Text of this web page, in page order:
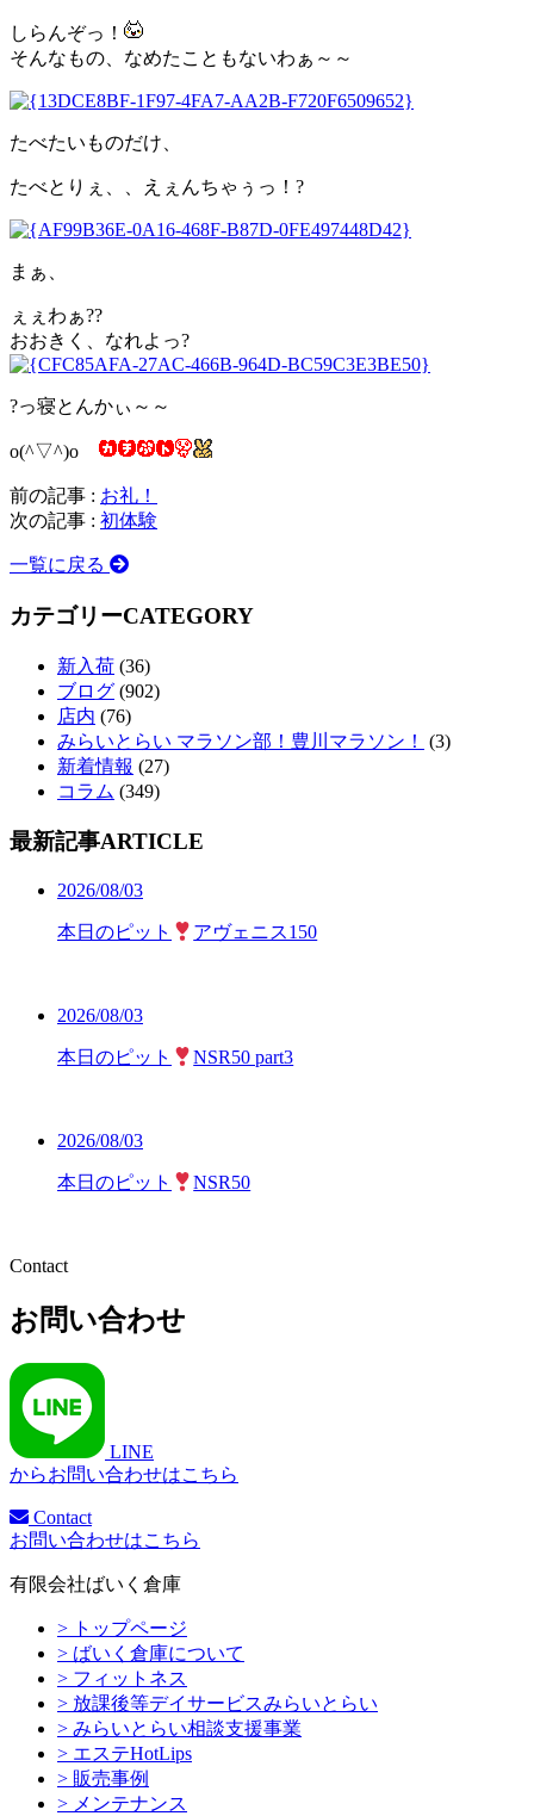
しらんぞっ！
そんなもの、なめたこともないわぁ～～
たべたいものだけ、
たべとりぇ、、えぇんちゃぅっ！?
まぁ、
ぇぇわぁ??
おおきく、なれよっ?
?っ寝とんかぃ～～
o(^▽^)o
前の記事 : お礼！
次の記事 : 初体験
一覧に戻る
カテゴリーCATEGORY
新入荷 (36)
ブログ (902)
店内 (76)
みらいとらい マラソン部！豊川マラソン！
(3)
新着情報 (27)
コラム (349)
最新記事ARTICLE
2026/08/03
本日のピット アヴェニス150
2026/08/03
本日のピット NSR50 part3
2026/08/03
本日のピット NSR50
Contact
お問い合わせ
LINE
からお問い合わせはこちら
Contact
お問い合わせはこちら
有限会社ばいく倉庫
> トップページ
> ばいく倉庫について
> フィットネス
> 放課後等デイサービスみらいとらい
> みらいとらい相談支援事業
> エステHotLips
> 販売事例
> メンテナンス